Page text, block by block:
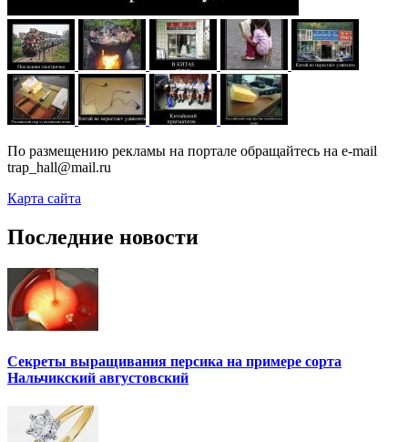
По размещению рекламы на портале обращайтесь на e-mail
trap_hall@mail.ru
Карта сайта
Последние новости
Секреты выращивания персика на примере сорта
Нальчикский августовский